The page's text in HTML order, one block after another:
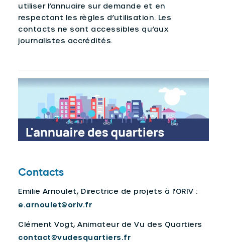
utiliser l’annuaire sur demande et en
respectant les règles d’utilisation. Les
contacts ne sont accessibles qu’aux
journalistes accrédités.
Contacts
Emilie Arnoulet, Directrice de projets à l'ORIV :
e.arnoulet@oriv.fr
Clément Vogt, Animateur de Vu des Quartiers
contact@vudesquartiers.fr